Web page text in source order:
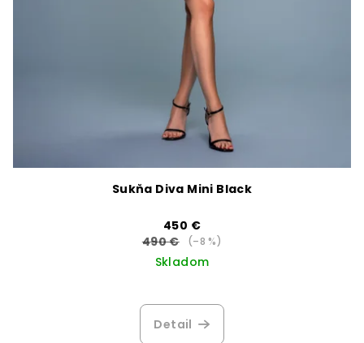
Sukňa Diva Mini Black
450 €
490 €
(–8 %)
Skladom
hodnotenie
produktu
Detail